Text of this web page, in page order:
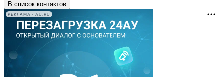
В список контактов
РЕКЛАМА • AU.RU